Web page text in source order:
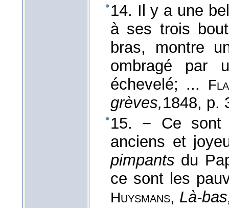
14. Il y a une
à ses trois
bras, montre
ombragé par
échevelé; ...
grèves,1848, p.
15. − Ce sont
anciens et
pimpants du
ce sont les
Huysmans, Là-